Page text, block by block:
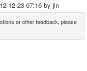
12-23 07:16 by jln
or other feedback, please